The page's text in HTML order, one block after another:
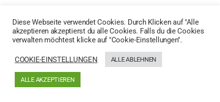
Diese Webseite verwendet Cookies. Durch Klicken auf "Alle
akzeptieren akzeptierst du alle Cookies. Falls du die Cookies
verwalten möchtest klicke auf "Cookie-Einstellungen".
COOKIE-EINSTELLUNGEN ALLE ABLEHNEN
ALLE AKZEPTIEREN